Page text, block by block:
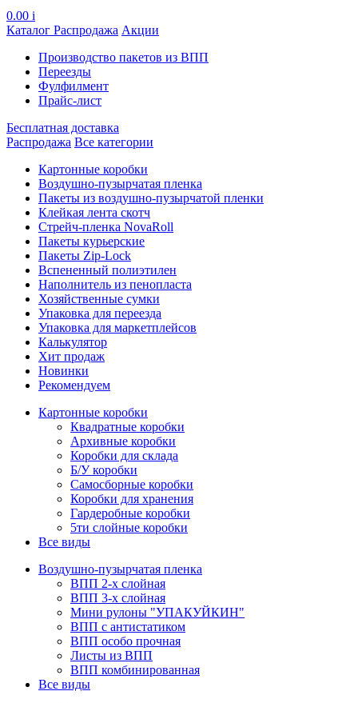
0.00 i
Каталог Распродажа Акции
Производство пакетов из ВПП
Переезды
Фулфилмент
Прайс-лист
Бесплатная доставка
Распродажа Все категории
Картонные коробки
Воздушно-пузырчатая пленка
Пакеты из воздушно-пузырчатой пленки
Клейкая лента скотч
Стрейч-пленка NovaRoll
Пакеты курьерские
Пакеты Zip-Lock
Вспененный полиэтилен
Наполнитель из пенопласта
Хозяйственные сумки
Упаковка для переезда
Упаковка для маркетплейсов
Калькулятор
Хит продаж
Новинки
Рекомендуем
Картонные коробки
Квадратные коробки
Архивные коробки
Коробки для склада
Б/У коробки
Самосборные коробки
Коробки для хранения
Гардеробные коробки
5ти слойные коробки
Все виды
Воздушно-пузырчатая пленка
ВПП 2-х слойная
ВПП 3-х слойная
Мини рулоны "УПАКУЙКИН"
ВПП с антистатиком
ВПП особо прочная
Листы из ВПП
ВПП комбинированная
Все виды